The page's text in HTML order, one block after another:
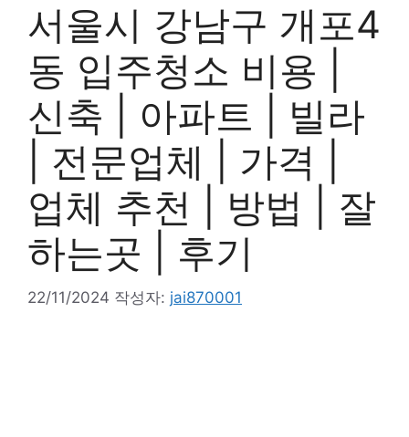
서울시 강남구 개포4
동 입주청소 비용 |
신축 | 아파트 | 빌라
| 전문업체 | 가격 |
업체 추천 | 방법 | 잘
하는곳 | 후기
22/11/2024 작성자: jai870001